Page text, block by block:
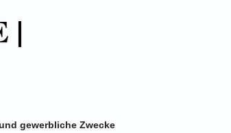
|
gewerbliche Zwecke